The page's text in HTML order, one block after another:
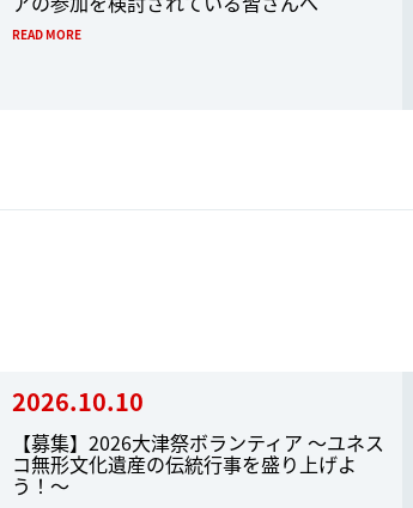
READ MORE
2026.10.10
【募集】2026大津祭ボランティア ～ユネス
コ無形文化遺産の伝統行事を盛り上げよ
う！～